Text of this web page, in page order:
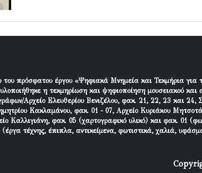
του πρόσφατου έργου «Ψηφιακά Μνημεία και Τεκμήρια για
η τεκμηρίωση και ψηφιοποίηση μουσειακού και
Αρχείο Ελευθερίου Βενιζέλου, φακ. 21, 22, 23 και 24,
Κακλαμάνου, φακ. 01 - 07, Αρχείο Κυριάκου
Καλλιγιάνη, φακ. 05 (χαρτογραφικό υλικό) και φακ. 01
(έργα τέχνης, έπιπλα, αντικείμενα, φωτιστικά, χαλιά,